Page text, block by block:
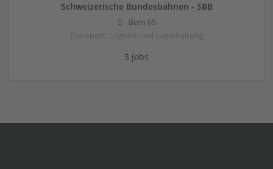
Schweizerische Bundesbahnen - SBB
Bern 65
Transport, Logistik und Lagerhaltung
5 Jobs